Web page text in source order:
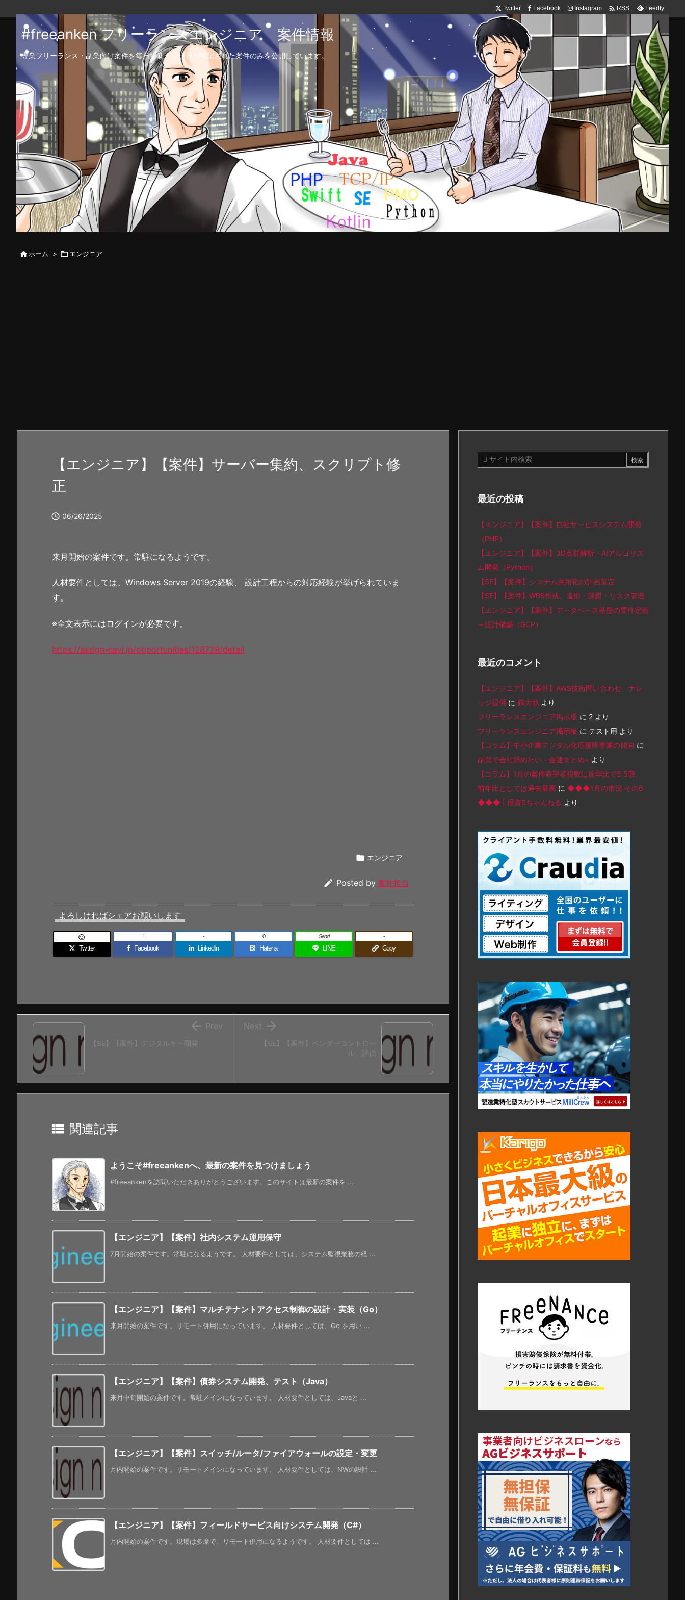
Twitter Facebook Instagram  RSS Feedly
#freeanken フリーランスエンジニア 案件情報
専業フリーランス・副業向け案件を毎日更新！公開日が明記された案件のみを公開しています。
 ホーム > エンジニア
【エンジニア】【案件】サーバー集約、スクリプト修
正
 06/26/2025
来月開始の案件です。常駐になるようです。
人材要件としては、Windows Server 2019の経験、 設計工程からの対応経験が挙げられていま
す。
※全文表示にはログインが必要です。
https://assign-navi.jp/opportunities/128729/detail
 エンジニア
 Posted by 案件担当
よろしければシェアお願いします
Twitter

Facebook
!
LinkedIn
-
B! Hatena
0
LINE
Send
Copy
-
【SE】【案件】ベンダーコントロー
ル、評価

Next
【SE】【案件】デジタルキー開発
 Prev
 関連記事
ようこそ#freeankenへ、最新の案件を見つけましょう
#freeankenを訪問いただきありがとうございます。このサイトは最新の案件を ...
【エンジニア】【案件】社内システム運用保守
7月開始の案件です。常駐になるようです。 人材要件としては、システム監視業務の経 ...
【エンジニア】【案件】マルチテナントアクセス制御の設計・実装（Go）
来月開始の案件です。リモート併用になっています。 人材要件としては、Go を用い ...
【エンジニア】【案件】債券システム開発、テスト（Java）
来月中旬開始の案件です。常駐メインになっています。 人材要件としては、Javaと ...
【エンジニア】【案件】スイッチ/ルータ/ファイアウォールの設定・変更
月内開始の案件です。リモートメインになっています。 人材要件としては、NWの設計 ...
【エンジニア】【案件】フィールドサービス向けシステム開発（C#）
月内開始の案件です。現場は多摩で、リモート併用になるようです。 人材要件としては ...
最近の投稿
【エンジニア】【案件】自社サービスシステム開発
（PHP）
【エンジニア】【案件】3D点群解析・AIアルゴリズ
ム開発（Python）
【SE】【案件】システム共用化の計画策定
【SE】【案件】WBS作成、進捗・課題・リスク管理
【エンジニア】【案件】データベース基盤の要件定義
～設計構築（GCP）
最近のコメント
【エンジニア】【案件】AWS技術問い合わせ、ナレ
ッジ提供 に 鶴大地 より
フリーランスエンジニア掲示板 に 2 より
フリーランスエンジニア掲示板 に テスト用 より
【コラム】中小企業デジタル化応援隊事業の傾向 に
副業で会社辞めたい - 金速まとめ+ より
【コラム】1月の案件希望者指数は前年比で5.5倍、
前年比としては過去最高 に ◆◆◆1月の市況 その6
◆◆◆ | 投資5ちゃんねる より